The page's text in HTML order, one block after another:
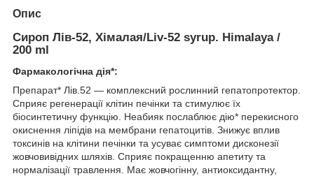
Опис
Сироп Лів-52, Хімалая/Liv-52 syrup. Himalaya /
200 ml
Фармакологічна дія*:
Препарат* Лів.52 — комплексний рослинний гепатопротектор.
Сприяє регенерації клітин печінки та стимулює їх
біосинтетичну функцію. Неабияк послаблює дію* перекисного
окиснення ліпідів на мембрани гепатоцитів. Знижує вплив
токсинів на клітини печінки та усуває симптоми дисконезії
жовчовивідних шляхів. Сприяє покращенню апетиту та
нормалізації травлення. Має жовчогінну, антиоксидантну,